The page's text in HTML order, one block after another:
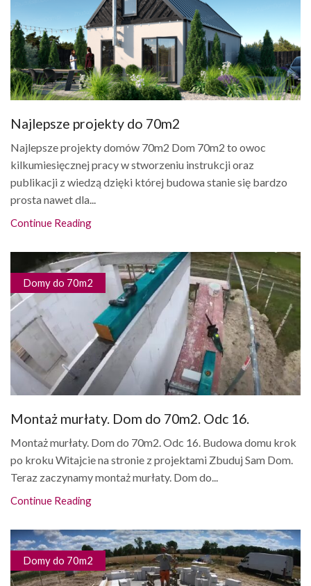
Najlepsze projekty do 70m2
Najlepsze projekty domów 70m2 Dom 70m2 to owoc
kilkumiesięcznej pracy w stworzeniu instrukcji oraz
publikacji z wiedzą dzięki której budowa stanie się bardzo
prosta nawet dla...
Continue Reading
Domy do 70m2
Montaż murłaty. Dom do 70m2. Odc 16.
Montaż murłaty. Dom do 70m2. Odc 16. Budowa domu krok
po kroku Witajcie na stronie z projektami Zbuduj Sam Dom.
Teraz zaczynamy montaż murłaty. Dom do...
Continue Reading
Domy do 70m2